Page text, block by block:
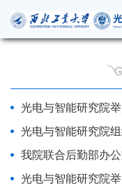
光电与智能研究院